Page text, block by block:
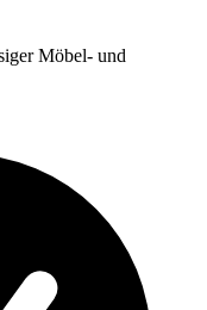
Möbel- und